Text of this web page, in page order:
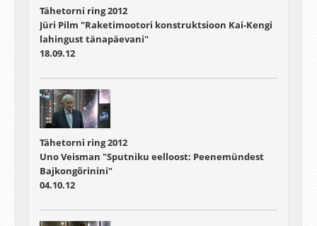
Tähetorni ring 2012
Jüri Pilm "Raketimootori konstruktsioon Kai-Kengi
lahingust tänapäevani"
18.09.12
Tähetorni ring 2012
Uno Veisman "Sputniku eelloost: Peenemündest
Bajkongõrinini"
04.10.12